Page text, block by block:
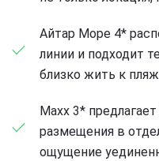
Айтар Море 4*
линии и подходит
близко жить к
Maxx 3*
размещения в
ощущение